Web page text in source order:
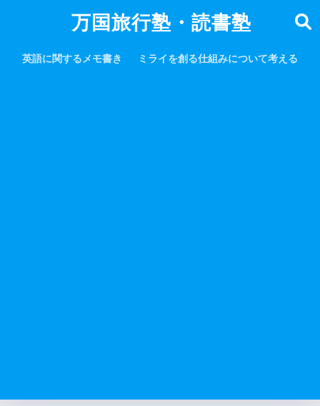
万国旅行塾・読書塾
英語に関するメモ書き ミライを創る仕組みについて考える